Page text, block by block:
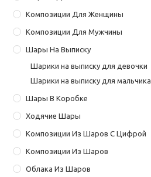
Композиции Для Женщины
Композиции Для Мужчины
Шары На Выписку
Шарики на выписку для девочки
Шарики на выписку для мальчика
Шары В Коробке
Ходячие Шары
Композиции Из Шаров С Цифрой
Композиции Из Шаров
Облака Из Шаров